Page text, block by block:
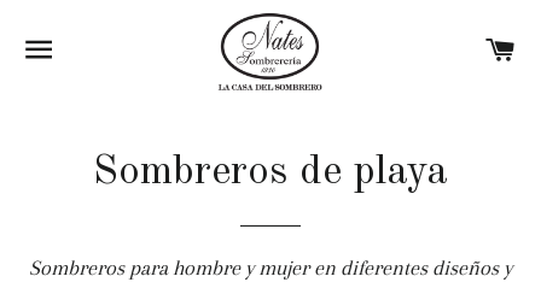
Sombreros de playa
Sombreros para hombre y mujer en diferentes diseños y